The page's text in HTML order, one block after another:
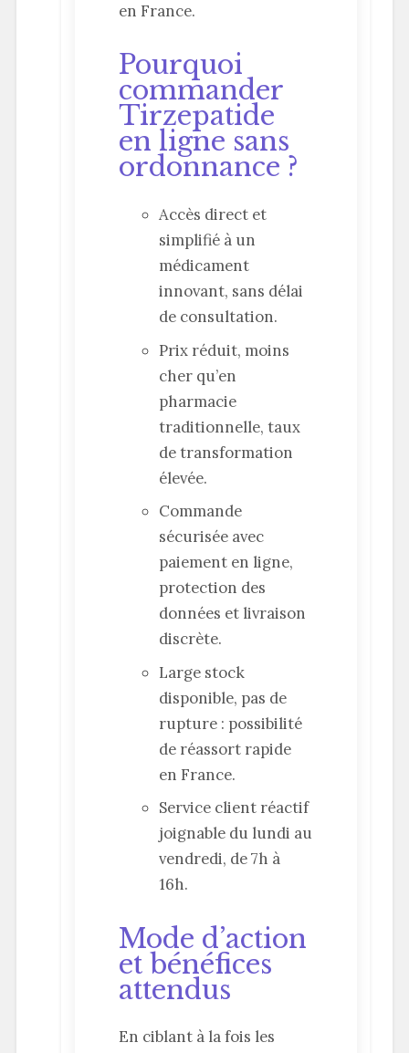
en France.
Pourquoi
commander
Tirzepatide
en ligne sans
ordonnance ?
Accès direct et
simplifié à un
médicament
innovant, sans délai
de consultation.
Prix réduit, moins
cher qu’en
pharmacie
traditionnelle, taux
de transformation
élevée.
Commande
sécurisée avec
paiement en ligne,
protection des
données et livraison
discrète.
Large stock
disponible, pas de
rupture : possibilité
de réassort rapide
en France.
Service client réactif
joignable du lundi au
vendredi, de 7h à
16h.
Mode d’action
et bénéfices
attendus
En ciblant à la fois les